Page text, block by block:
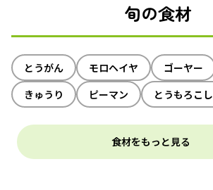
旬の食材
とうがん モロヘイヤ ゴーヤー
きゅうり
ピーマン とうもろこし
食材をもっと見る